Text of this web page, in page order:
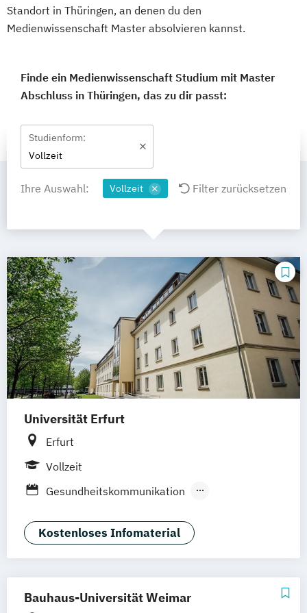
Standort in Thüringen, an denen du den
Medienwissenschaft Master absolvieren kannst.
Finde ein Medienwissenschaft Studium mit Master
Abschluss in Thüringen, das zu dir passt:
Studienform:
Vollzeit
Ihre Auswahl: Vollzeit Filter zurücksetzen
Universität Erfurt
Erfurt
Vollzeit
Gesundheitskommunikation
Gesellschaft
Kinder- und Jugendmedien
Kostenloses Infomaterial
Bauhaus-Universität Weimar